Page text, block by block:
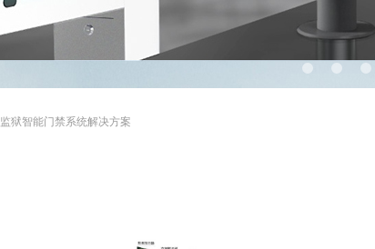
监狱智能门禁系统解决方案